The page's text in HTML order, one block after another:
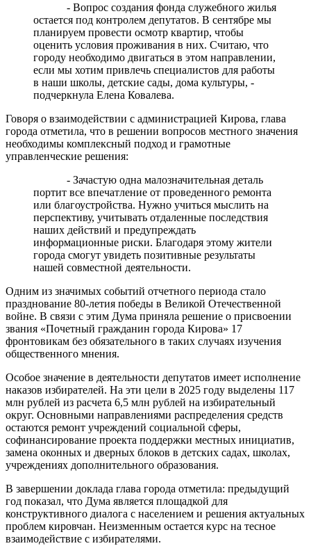
- Вопрос создания фонда служебного жилья
остается под контролем депутатов. В сентябре мы
планируем провести осмотр квартир, чтобы
оценить условия проживания в них. Считаю, что
городу необходимо двигаться в этом направлении,
если мы хотим привлечь специалистов для работы
в наши школы, детские сады, дома культуры, -
подчеркнула Елена Ковалева.
Говоря о взаимодействии с администрацией Кирова, глава
города отметила, что в решении вопросов местного значения
необходимы комплексный подход и грамотные
управленческие решения:
- Зачастую одна малозначительная деталь
портит все впечатление от проведенного ремонта
или благоустройства. Нужно учиться мыслить на
перспективу, учитывать отдаленные последствия
наших действий и предупреждать
информационные риски. Благодаря этому жители
города смогут увидеть позитивные результаты
нашей совместной деятельности.
Одним из значимых событий отчетного периода стало
празднование 80-летия победы в Великой Отечественной
войне. В связи с этим Дума приняла решение о присвоении
звания «Почетный гражданин города Кирова» 17
фронтовикам без обязательного в таких случаях изучения
общественного мнения.
Особое значение в деятельности депутатов имеет исполнение
наказов избирателей. На эти цели в 2025 году выделены 117
млн рублей из расчета 6,5 млн рублей на избирательный
округ. Основными направлениями распределения средств
остаются ремонт учреждений социальной сферы,
софинансирование проекта поддержки местных инициатив,
замена оконных и дверных блоков в детских садах, школах,
учреждениях дополнительного образования.
В завершении доклада глава города отметила: предыдущий
год показал, что Дума является площадкой для
конструктивного диалога с населением и решения актуальных
проблем кировчан. Неизменным остается курс на тесное
взаимодействие с избирателями.